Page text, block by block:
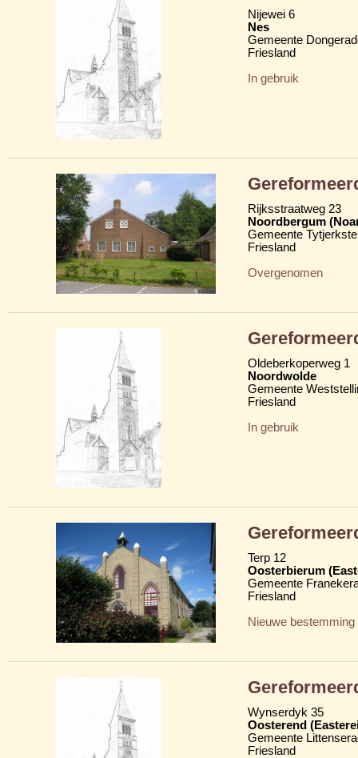
Nijewei 6
Nes
Gemeente
Friesland
In gebruik
Rijksstraatweg 23
Noordbergum
Gemeente
Friesland
Overgenomen
Oldeberkoperweg 1
Noordwolde
Gemeente
Friesland
In gebruik
Terp 12
Oosterbierum
Gemeente
Friesland
Nieuwe bestemming
Wynserdyk 35
Oosterend
Gemeente
Friesland